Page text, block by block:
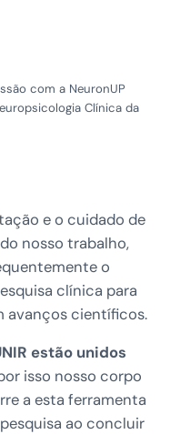
com a NeuronUP
Clínica da
e o cuidado de
nosso trabalho,
o
clínica para
avanços científicos.
estão unidos
isso nosso corpo
a esta ferramenta
ao concluir